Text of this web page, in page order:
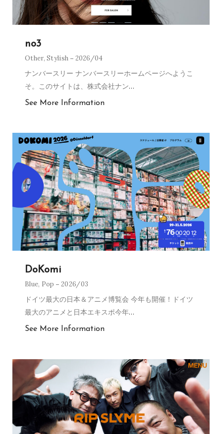
no3
Other,Stylish 2026/04
ナンバースリー ナンバースリーホームページへようこ
そ。このサイトは、株式会社ナン…
See More Information
DoKomi
Blue, Pop 2026/03
ドイツ最大の日本＆アニメ博覧会 今年も開催！ドイツ
最大のアニメと日本エキスポ今年…
See More Information